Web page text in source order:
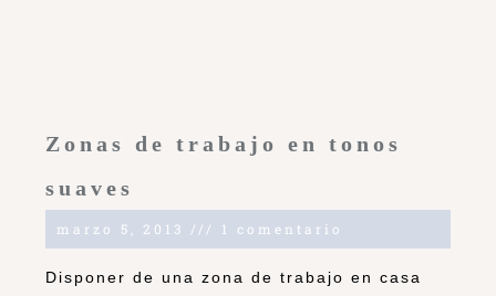
Zonas de trabajo en tonos
suaves
marzo 5, 2013 1 comentario
Disponer de una zona de trabajo en casa